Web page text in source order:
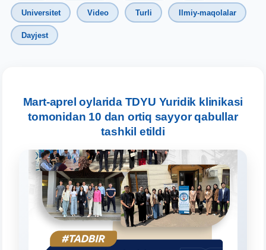
Universitet Video Turli Ilmiy-maqolalar
Dayjest
Mart-aprel oylarida TDYU Yuridik klinikasi
tomonidan 10 dan ortiq sayyor qabullar
tashkil etildi
TDYU qabul murojaatlari chati
Qabul bo'yicha murojaatlaringizni ushbu
Mavzuni tanlang — keyin shu mavzudagi aniq
savollar chiqadi:
1. Hujjatlar (bakalavr) (5) 2. Hujjatlar (magistr) (4)
3. Suhbat (bakalavr) (8)
5. To'lov-kontrakt (2)